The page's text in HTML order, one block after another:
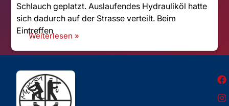
Schlauch geplatzt. Auslaufendes Hydrauliköl hatte
sich dadurch auf der Strasse verteilt. Beim
Eintreffen
Weiterlesen »